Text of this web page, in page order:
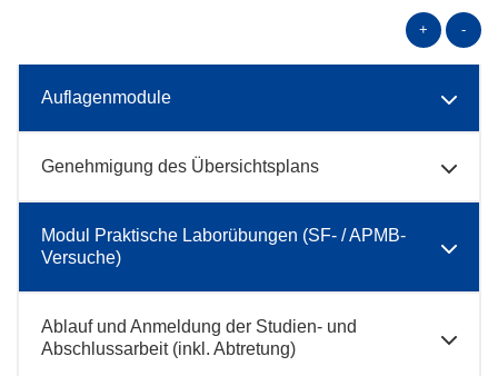
+ -
Auflagenmodule
Genehmigung des Übersichtsplans
Modul Praktische Laborübungen (SF- / APMB-
Versuche)
Ablauf und Anmeldung der Studien- und
Abschlussarbeit (inkl. Abtretung)